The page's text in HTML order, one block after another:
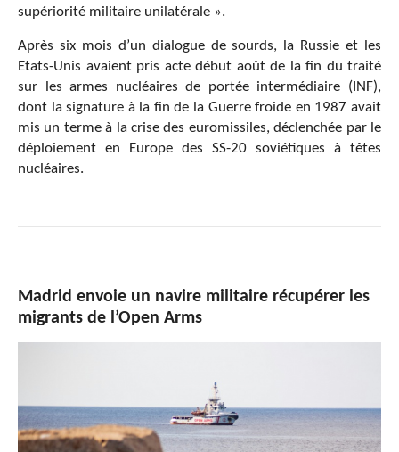
supériorité militaire unilatérale ».
Après six mois d’un dialogue de sourds, la Russie et les
Etats-Unis avaient pris acte début août de la fin du traité
sur les armes nucléaires de portée intermédiaire (INF),
dont la signature à la fin de la Guerre froide en 1987 avait
mis un terme à la crise des euromissiles, déclenchée par le
déploiement en Europe des SS-20 soviétiques à têtes
nucléaires.
Madrid envoie un navire militaire récupérer les
migrants de l’Open Arms